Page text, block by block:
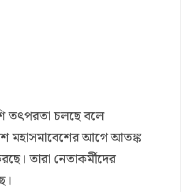
তৎপরতা চলছে বলে
মহাসমাবেশের আগে আতঙ্ক
তারা নেতাকর্মীদের